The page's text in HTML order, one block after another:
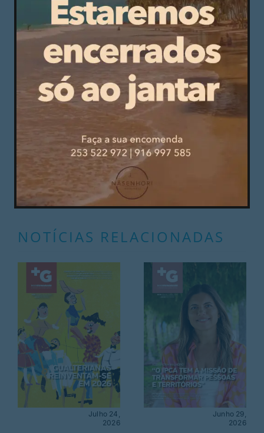
Mais Guimarães I Edição de 05 de agosto de 2026
NOTÍCIAS RELACIONADAS
Julho 24,
2026
Junho 29,
2026